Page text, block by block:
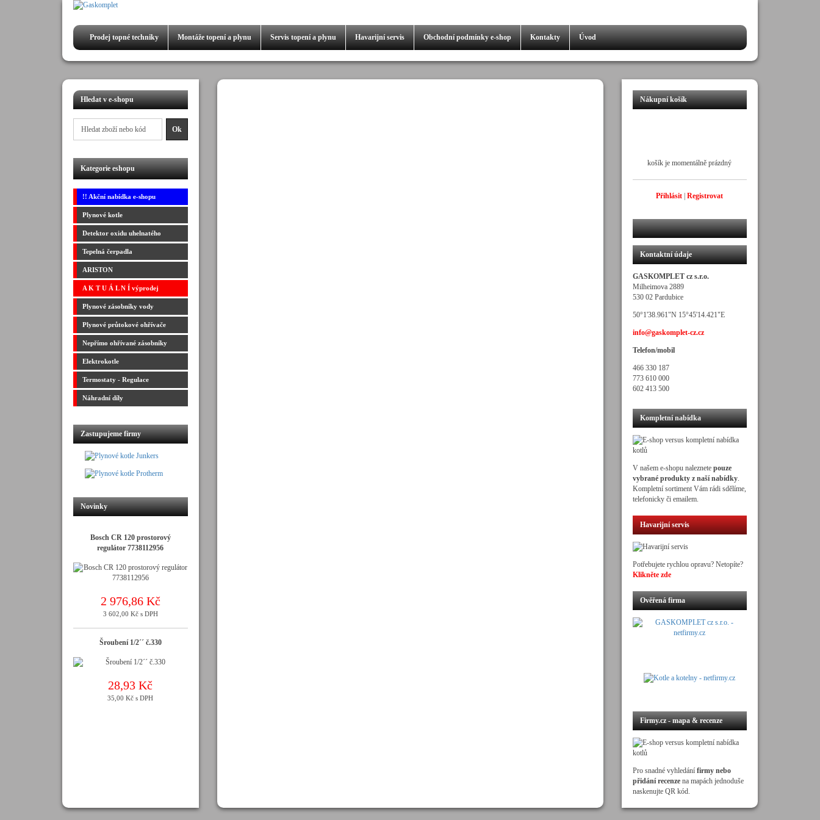
košík je momentálně prázdný
Přihlásit |Registrovat
Prodej topné techniky Montáže topení a plynu Servis topení a plynu Havarijní servis Obchodní podmínky e-shop Kontakty Úvod
Hledat v e-shopu
Kategorie eshopu
!! Akční nabídka e-shopu
Plynové kotle
Detektor oxidu uhelnatého
Tepelná čerpadla
ARISTON
A K T U Á L N Í výprodej
Plynové zásobníky vody
Plynové průtokové ohřívače
Nepřímo ohřívané zásobníky
Elektrokotle
Termostaty - Regulace
Náhradní díly
Zastupujeme firmy
Novinky
Bosch CR 120 prostorový
regulátor 7738112956
2 976,86 Kč
3 602,00 Kč s DPH
Šroubení 1/2´´ č.330
28,93 Kč
35,00 Kč s DPH
Nákupní košík
Kontaktní údaje
GASKOMPLET cz s.r.o.
Milheimova 2889
530 02 Pardubice
50°1'38.961"N 15°45'14.421"E
info@gaskomplet-cz.cz
Telefon/mobil
466 330 187
773 610 000
602 413 500
Kompletní nabídka
V našem e-shopu naleznete pouze
vybrané produkty z naší nabídky.
Kompletní sortiment Vám rádi sdělíme,
telefonicky či emailem.
Havarijní servis
Potřebujete rychlou opravu? Netopíte?
Klikněte zde
Ověřená firma
Firmy.cz - mapa & recenze
Pro snadné vyhledání firmy nebo
přidání recenzena mapách jednoduše
naskenujte QR kód.